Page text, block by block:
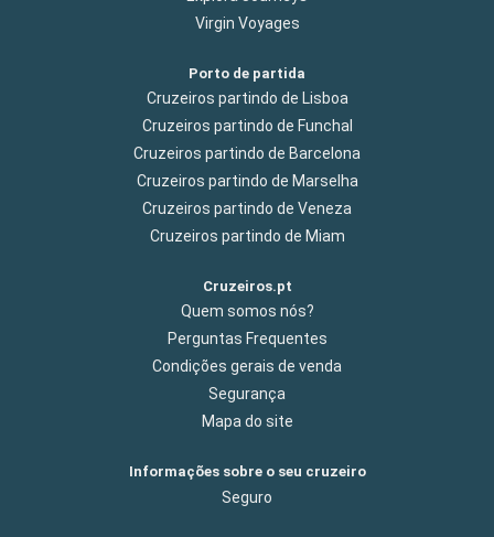
Virgin Voyages
Porto de partida
Cruzeiros partindo de Lisboa
Cruzeiros partindo de Funchal
Cruzeiros partindo de Barcelona
Cruzeiros partindo de Marselha
Cruzeiros partindo de Veneza
Cruzeiros partindo de Miam
Cruzeiros.pt
Quem somos nós?
Perguntas Frequentes
Condições gerais de venda
Segurança
Mapa do site
Informações sobre o seu cruzeiro
Seguro